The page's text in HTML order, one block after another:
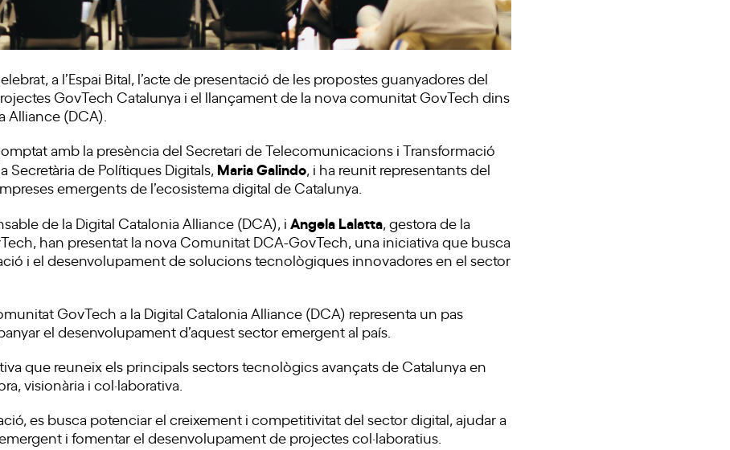
a l’Espai Bital, l’acte de presentació de les propostes guanyadores del
GovTech Catalunya i el llançament de la nova comunitat GovTech dins
Alliance (DCA).
amb la presència del Secretari de Telecomunicacions i Transformació
Secretària de Polítiques Digitals, Maria Galindo, i ha reunit representants del
emergents de l’ecosistema digital de Catalunya.
de la Digital Catalonia Alliance (DCA), i Angela Lalatta, gestora de la
han presentat la nova Comunitat DCA-GovTech, una iniciativa que busca
i el desenvolupament de solucions tecnològiques innovadores en el sector
GovTech a la Digital Catalonia Alliance (DCA) representa un pas
el desenvolupament d’aquest sector emergent al país.
que reuneix els principals sectors tecnològics avançats de Catalunya en
visionària i col·laborativa.
es busca potenciar el creixement i competitivitat del sector digital, ajudar a
i fomentar el desenvolupament de projectes col·laboratius.